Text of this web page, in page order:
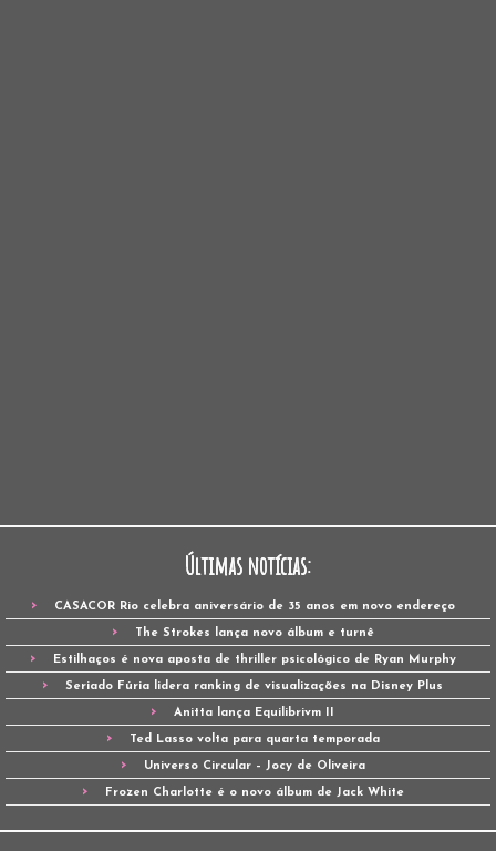
Últimas notícias:
CASACOR Rio celebra aniversário de 35 anos em novo endereço
The Strokes lança novo álbum e turnê
Estilhaços é nova aposta de thriller psicológico de Ryan Murphy
Seriado Fúria lidera ranking de visualizações na Disney Plus
Anitta lança Equilibrivm II
Ted Lasso volta para quarta temporada
Universo Circular – Jocy de Oliveira
Frozen Charlotte é o novo álbum de Jack White